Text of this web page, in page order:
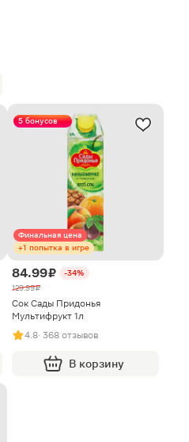
5 бонусов
Финальная цена
+1 попытка в игре
84.99 ₽
-34%
129.99 ₽
Сок Сады Придонья
Мультифрукт 1л
4.8· 368 отзывов
В корзину